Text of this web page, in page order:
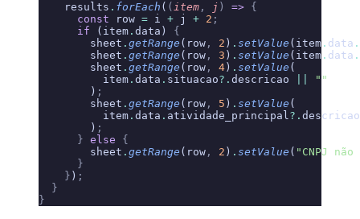
    results
. forEach ( ( item , j ) => {
      const
row = i + j + 2 ;
      if
(item . data) {
        sheet
. getRange (row , 2 ) . setValue (item . data .
        sheet
. getRange (row , 3 ) . setValue (item . data .
        sheet
. getRange (row , 4 ) . setValue (
          item
. data . situacao?. descricao
""
        )
;
        sheet
. getRange (row , 5 ) . setValue (
          item
. data . atividade_principal?.
        )
;
      }
else {
        sheet
. getRange (row , 2 ) . setValue ( "CNPJ
      }
    }
) ;
  }
}